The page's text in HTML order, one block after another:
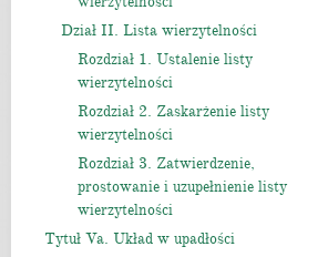
Dział II. Lista wierzytelności
Rozdział 1. Ustalenie listy
wierzytelności
Rozdział 2. Zaskarżenie listy
wierzytelności
Rozdział 3. Zatwierdzenie,
prostowanie i uzupełnienie listy
wierzytelności
Tytuł Va. Układ w upadłości